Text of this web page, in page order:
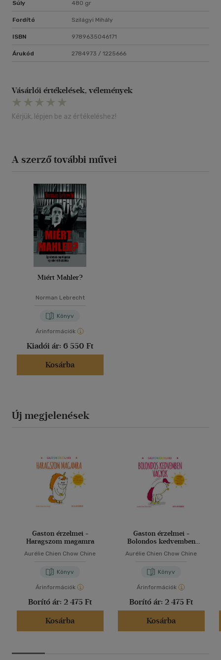
Súly 480 gr
Fordító Szilágyi Mihály
ISBN 9789635046171
Árukód 2784973 / 1225666
Vásárlói értékelések, vélemények
Kérjük, lépjen be az értékeléshez!
A szerző további művei
Miért Mahler?
Norman Lebrecht
Könyv
Árinformációk
Kiadói ár: 6 550 Ft
Kosárba
Új megjelenések
Gaston érzelmei -
Haragszom magamra
Aurélie Chien Chow Chine
Könyv
Árinformációk
Borító ár: 2 475 Ft
Kosárba
Gaston érzelmei -
Bolondos kedvemben
Aurélie Chien Chow Chine
Könyv
Árinformációk
Borító ár: 2 475 Ft
Kosárba